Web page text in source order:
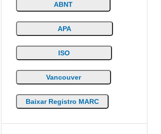
ABNT
APA
ISO
Vancouver
Baixar Registro MARC